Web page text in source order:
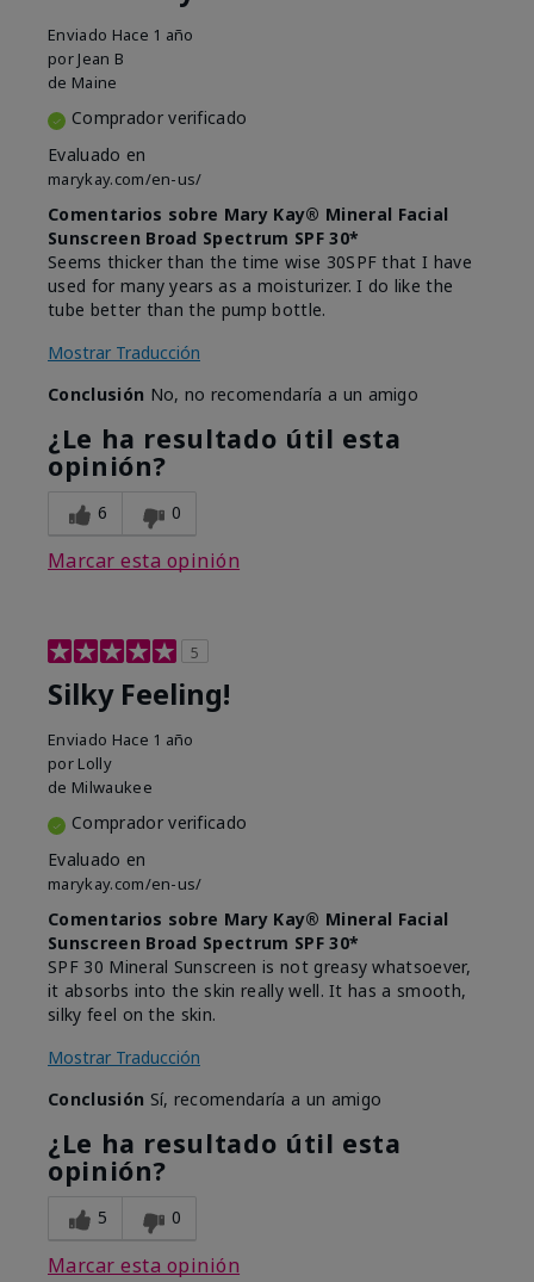
Enviado Hace 1 año
por Jean B
de Maine
Comprador verificado
Evaluado en
marykay.com/en-us/
Comentarios sobre Mary Kay® Mineral Facial
Sunscreen Broad Spectrum SPF 30*
Seems thicker than the time wise 30SPF that I have
used for many years as a moisturizer. I do like the
tube better than the pump bottle.
Mostrar Traducción
Conclusión No, no recomendaría a un amigo
¿Le ha resultado útil esta
opinión?
6 0
Marcar esta opinión
5
Silky Feeling!
Enviado Hace 1 año
por Lolly
de Milwaukee
Comprador verificado
Evaluado en
marykay.com/en-us/
Comentarios sobre Mary Kay® Mineral Facial
Sunscreen Broad Spectrum SPF 30*
SPF 30 Mineral Sunscreen is not greasy whatsoever,
it absorbs into the skin really well. It has a smooth,
silky feel on the skin.
Mostrar Traducción
Conclusión Sí, recomendaría a un amigo
¿Le ha resultado útil esta
opinión?
5 0
Marcar esta opinión